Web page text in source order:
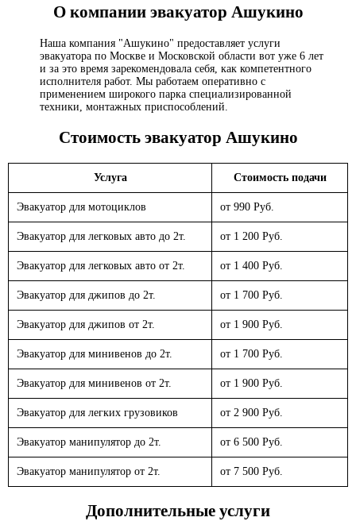
О компании эвакуатор Ашукино
Наша компания "Ашукино" предоставляет услуги
эвакуатора по Москве и Московской области вот уже 6 лет
и за это время зарекомендовала себя, как компетентного
исполнителя работ. Мы работаем оперативно с
применением широкого парка специализированной
техники, монтажных приспособлений.
Стоимость эвакуатор Ашукино
Услуга Стоимость подачи
Эвакуатор для мотоциклов от 990 Руб.
Эвакуатор для легковых авто до 2т. от 1 200 Руб.
Эвакуатор для легковых авто от 2т. от 1 400 Руб.
Эвакуатор для джипов до 2т. от 1 700 Руб.
Эвакуатор для джипов от 2т. от 1 900 Руб.
Эвакуатор для минивенов до 2т. от 1 700 Руб.
Эвакуатор для минивенов от 2т. от 1 900 Руб.
Эвакуатор для легких грузовиков от 2 900 Руб.
Эвакуатор манипулятор до 2т. от 6 500 Руб.
Эвакуатор манипулятор от 2т. от 7 500 Руб.
Дополнительные услуги